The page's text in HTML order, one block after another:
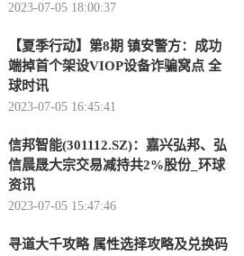
2023-07-05 18:00:37
【夏季行动】第8期 镇安警方：成功
端掉首个架设VIOP设备诈骗窝点 全
球时讯
2023-07-05 16:45:41
信邦智能(301112.SZ)：嘉兴弘邦、弘
信晨晟大宗交易减持共2%股份_环球
资讯
2023-07-05 15:47:46
寻道大千攻略 属性选择攻略及兑换码